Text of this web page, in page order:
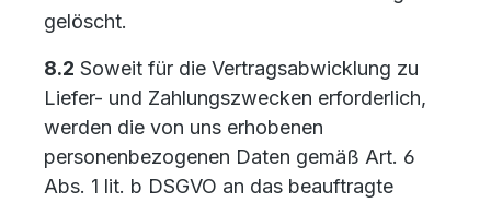
gelöscht.
8.2 Soweit für die Vertragsabwicklung zu
Liefer- und Zahlungszwecken erforderlich,
werden die von uns erhobenen
personenbezogenen Daten gemäß Art. 6
Abs. 1 lit. b DSGVO an das beauftragte